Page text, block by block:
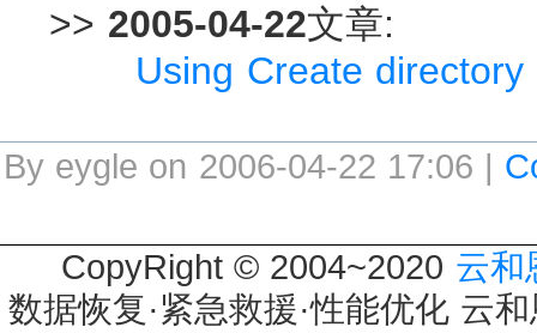
>> 2005-04-22文章:
Using Create
By eygle on 2006-04-22 17:06 |
CopyRight © 2004~2020 云和
数据恢复·紧急救援·性能优化 云